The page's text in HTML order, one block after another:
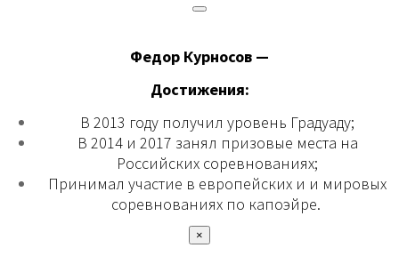
Федор Курносов —
Достижения:
В 2013 году получил уровень Градуаду;
В 2014 и 2017 занял призовые места на
Российских соревнованиях;
Принимал участие в европейских и и мировых
соревнованиях по капоэйре.
×